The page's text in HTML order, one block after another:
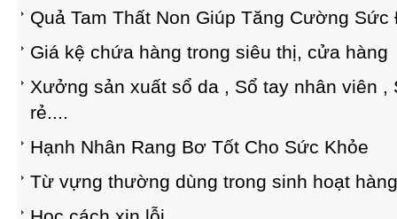
Quả Tam Thất Non Giúp Tăng Cường Sức
Giá kệ chứa hàng trong siêu thị, cửa hàng
Xưởng sản xuất sổ da , Sổ tay nhân viên ,
rẻ....
Hạnh Nhân Rang Bơ Tốt Cho Sức Khỏe
Từ vựng thường dùng trong sinh hoạt